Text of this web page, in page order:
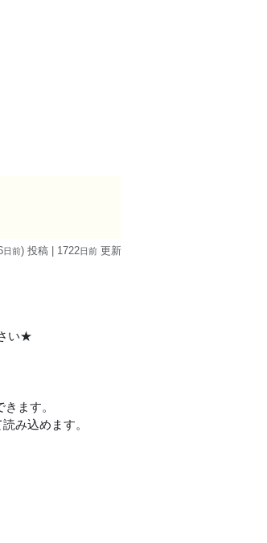
日前) 投稿 | 1722日前 更新
い★
ます。
み込めます。